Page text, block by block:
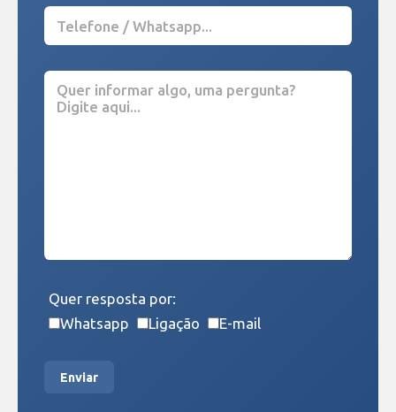
Quer resposta por:
Whatsapp
Ligação E-mail
Enviar